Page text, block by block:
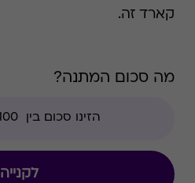
קארד זה.
מה סכום המתנה?
לקנייה